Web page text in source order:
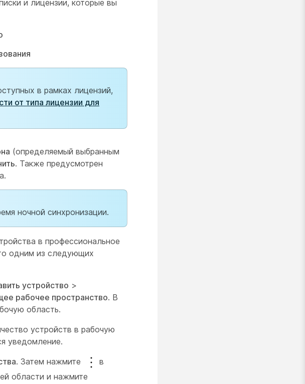
и лицензии, которые вы
в рамках лицензий,
от типа лицензии для
(определяемый выбранным
. Также предусмотрен
ночной синхронизации.
в профессиональное
одним из следующих
устройство >
рабочее пространство. В
область.
устройств в рабочую
уведомление.
. Затем нажмите
в
области и нажмите